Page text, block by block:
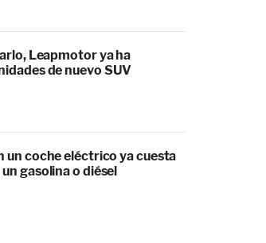
Leapmotor ya ha
de nuevo SUV
coche eléctrico ya cuesta
gasolina o diésel